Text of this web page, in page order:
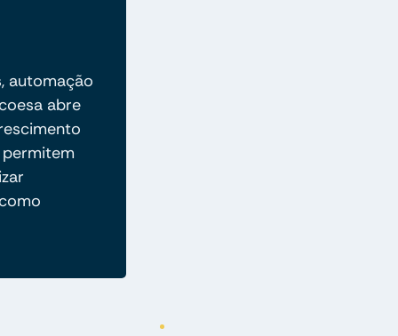
automação
abre